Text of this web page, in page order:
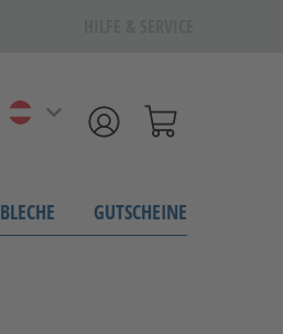
BLECHE GUTSCHEINE